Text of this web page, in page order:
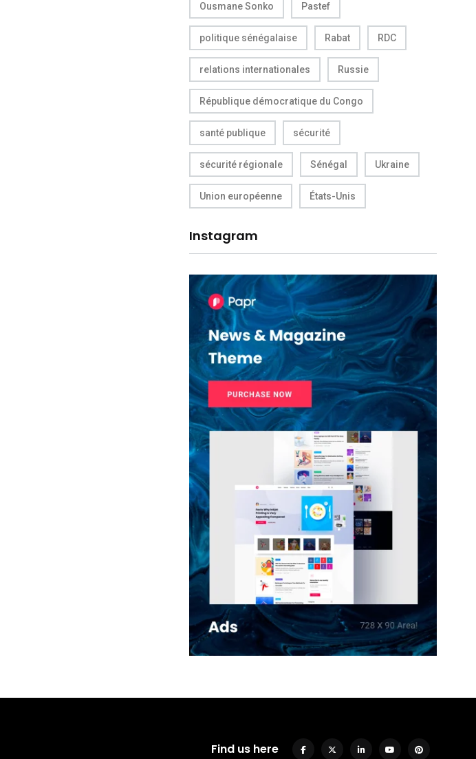
Ousmane Sonko Pastef
politique sénégalaise Rabat RDC
relations internationales Russie
République démocratique du Congo
santé publique sécurité
sécurité régionale Sénégal Ukraine
Union européenne États-Unis
Instagram
Find us here